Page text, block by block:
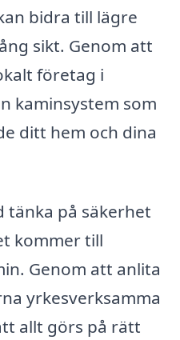
bidra till lägre
sikt. Genom att
företag i
kaminsystem som
ditt hem och dina
tänka på säkerhet
kommer till
Genom att anlita
yrkesverksamma
allt görs på rätt